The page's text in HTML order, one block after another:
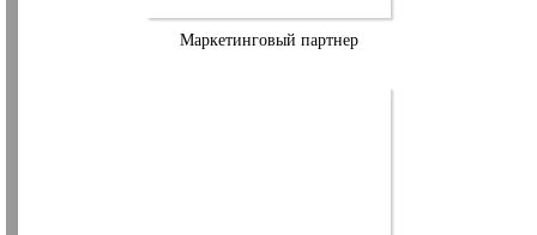
Маркетинговый партнер